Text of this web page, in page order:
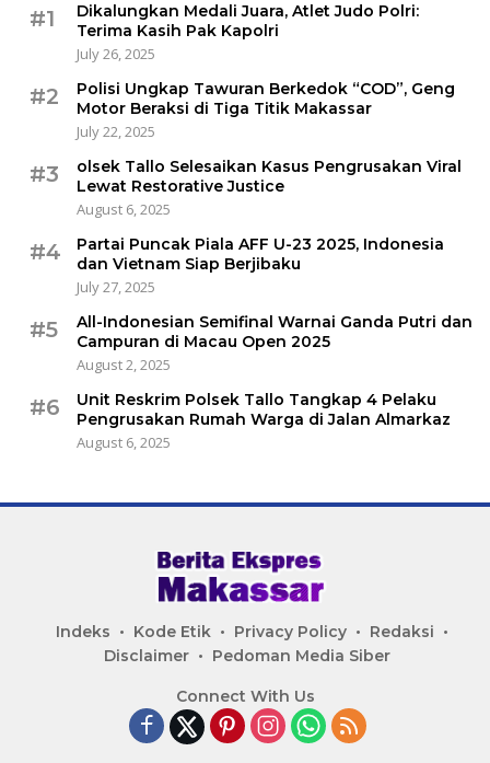
#1
Dikalungkan Medali Juara, Atlet Judo Polri:
Terima Kasih Pak Kapolri
July 26, 2025
#2
Polisi Ungkap Tawuran Berkedok “COD”, Geng
Motor Beraksi di Tiga Titik Makassar
July 22, 2025
#3
olsek Tallo Selesaikan Kasus Pengrusakan Viral
Lewat Restorative Justice
August 6, 2025
#4
Partai Puncak Piala AFF U-23 2025, Indonesia
dan Vietnam Siap Berjibaku
July 27, 2025
#5
All-Indonesian Semifinal Warnai Ganda Putri dan
Campuran di Macau Open 2025
August 2, 2025
#6
Unit Reskrim Polsek Tallo Tangkap 4 Pelaku
Pengrusakan Rumah Warga di Jalan Almarkaz
August 6, 2025
Indeks Kode Etik Privacy Policy
Redaksi
Disclaimer
Pedoman Media Siber
Connect With Us